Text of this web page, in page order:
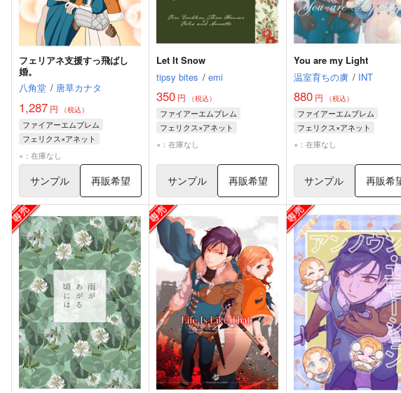
フェリアネ支援すっ飛ばし
婚。
八角堂 / 唐草カナタ
1,287 円 （税込）
ファイアーエムブレム
フェリクス×アネット
アネット＝ファンティーヌ＝ドミニク
×：在庫なし
サンプル 再販希望
Let It Snow
tipsy bites / emi
350円 （税込）
ファイアーエムブレム
フェリクス×アネット
フェリクス
×：在庫なし
サンプル 再販希望
You are my Light
温室育ちの虜 / INT
880円 （税込）
ファイアーエムブレム
フェリクス×アネット
フェリクス
×：在庫なし
サンプル 再販希